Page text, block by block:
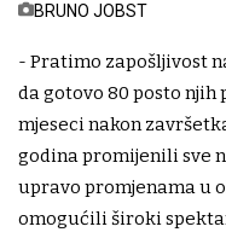
BRUNO JOBST
- Pratimo zapošljivost
da gotovo 80 posto njih
mjeseci nakon
godina promijenili sve
upravo promjenama u
omogućili široki